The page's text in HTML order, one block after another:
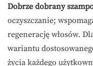
Dobrze dobrany
oczyszczanie;
regenerację włosów.
wariantu
życia każdego